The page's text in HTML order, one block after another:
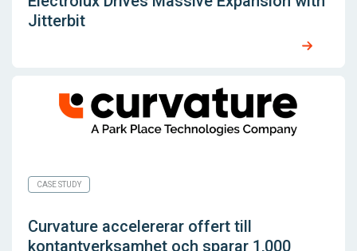
Jitterbit
CASE STUDY
Curvature accelererar offert till
kontantverksamhet och sparar 1,000